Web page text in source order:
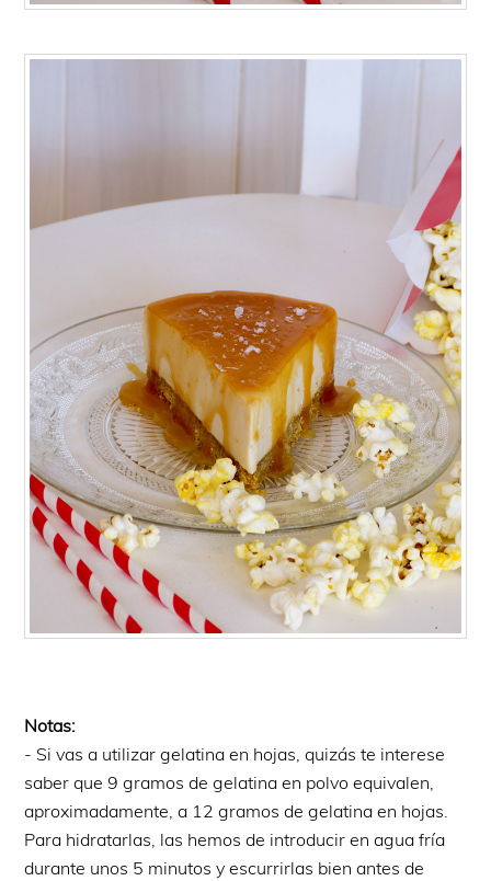
Notas:
- Si vas a utilizar gelatina en hojas, quizás te interese
saber que 9 gramos de gelatina en polvo equivalen,
aproximadamente, a 12 gramos de gelatina en hojas.
Para hidratarlas, las hemos de introducir en agua fría
durante unos 5 minutos y escurrirlas bien antes de